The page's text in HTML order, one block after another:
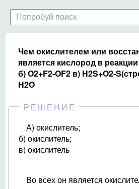
Чем окислителем или
является кислород в
б) O2+F2-OF2 в) H2S+O2-
H2O
РЕШЕНИЕ
А) окислитель;
б) окислитель;
в) окислитель
Во всех он является